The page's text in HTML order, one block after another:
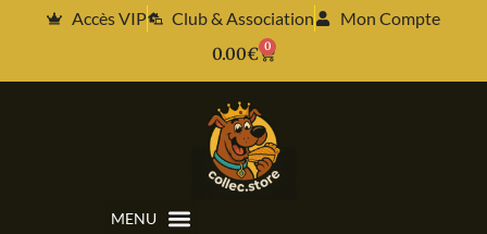
Accès VIP Club & Association
Mon Compte
0.00€ 0